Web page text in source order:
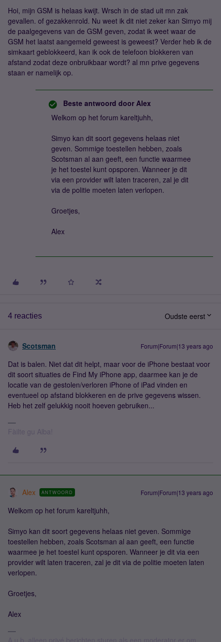
Hoi, mijn GSM is helaas kwijt. Wrsch in de stad uit mn zak
gevallen. of gezakkenrold. Nu weet ik dit niet zeker kan Simyo mij
de paalgegevens van de GSM geven, zodat ik weet waar de
GSM het laatst aangemeld geweest is geweest? Verder heb ik de
simkaart geblokkeerd, kan ik ook de telefoon blokkeren van
afstand zodat deze onbruikbaar wordt? al mn prive gegevens
staan er namelijk op.
Beste antwoord door Alex
Welkom op het forum kareltjuhh,
Simyo kan dit soort gegevens helaas niet
geven. Sommige toestellen hebben, zoals
Scotsman al aan geeft, een functie waarmee
je het toestel kunt opsporen. Wanneer je dit
via een provider wilt laten traceren, zal je dit
via de politie moeten laten verlopen.
Groetjes,
Alex
4 reacties Oudste eerst
Scotsman Forum|Forum|13 years ago
Dat is balen. Niet dat dit helpt, maar voor de iPhone bestaat voor
dit soort situaties de Find My iPhone app, daarmee kan je de
locatie van de gestolen/verloren iPhone of iPad vinden en
eventueel op afstand blokkeren en de prive gegevens wissen.
Heb het zelf gelukkig nooit hoeven gebruiken...
Fàilte gu Alba!
Alex ANTWOORD Forum|Forum|13 years ago
Welkom op het forum kareltjuhh,
Simyo kan dit soort gegevens helaas niet geven. Sommige
toestellen hebben, zoals Scotsman al aan geeft, een functie
waarmee je het toestel kunt opsporen. Wanneer je dit via een
provider wilt laten traceren, zal je dit via de politie moeten laten
verlopen.
Groetjes,
Alex